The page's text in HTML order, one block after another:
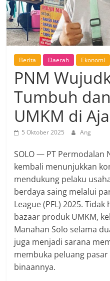
Berita Daerah Ekonomi
PNM
Tumbuh
UMKM di
5 Oktober 2025 Ang
SOLO — PT Permodalan
kembali menunjukkan
mendukung pelaku
berdaya saing melalui
League (PFL) 2025.
bazaar produk UMKM,
Manahan Solo selama
juga menjadi sarana
membuka peluang
binaannya.